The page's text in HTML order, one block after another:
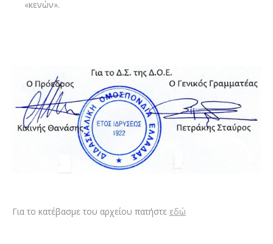
«κενών».
Για το κατέβασμε του αρχείου πατήστε εδώ